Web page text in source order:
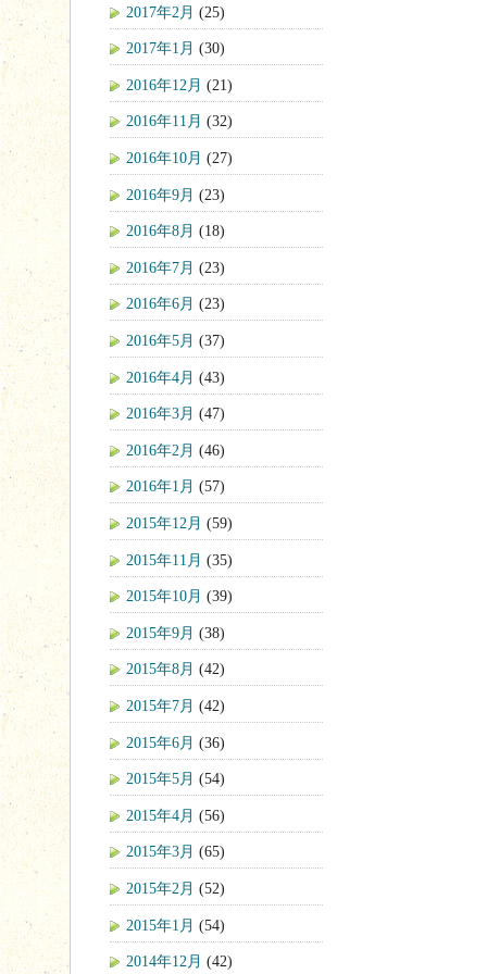
2017年2月 (25)
2017年1月 (30)
2016年12月 (21)
2016年11月 (32)
2016年10月 (27)
2016年9月 (23)
2016年8月 (18)
2016年7月 (23)
2016年6月 (23)
2016年5月 (37)
2016年4月 (43)
2016年3月 (47)
2016年2月 (46)
2016年1月 (57)
2015年12月 (59)
2015年11月 (35)
2015年10月 (39)
2015年9月 (38)
2015年8月 (42)
2015年7月 (42)
2015年6月 (36)
2015年5月 (54)
2015年4月 (56)
2015年3月 (65)
2015年2月 (52)
2015年1月 (54)
2014年12月 (42)